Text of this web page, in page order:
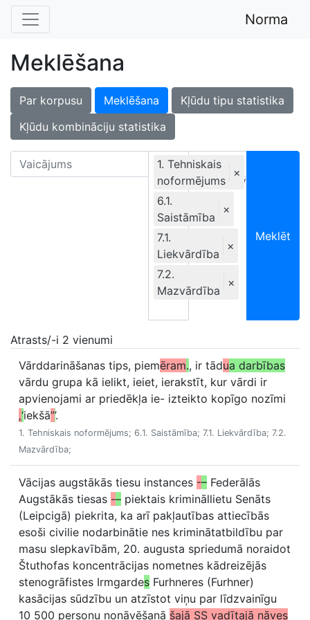
Norma
Meklēšana
Par korpusu Meklēšana
Kļūdu tipu statistika
Kļūdu kombināciju statistika
1. Tehniskais
noformējums
×
6.1.
Saistāmība
×
7.1.
Liekvārdība
×
7.2.
Mazvārdība
×
Ekskluzīvi
Meklēt
Atrasts/-i 2 vienumi
Vārddarināšanas tips, piemēram., ir tādua darbības
vārdu grupa kā ielikt, ieiet, ierakstīt, kur vārdi ir
apvienojami ar priedēkļa ie- izteikto kopīgo nozīmi
„‘iekšā”’.
1. Tehniskais noformējums; 6.1. Saistāmība; 7.1. Liekvārdība; 7.2.
Mazvārdība;
Vācijas augstākās tiesu instances -– Federālās
Augstākās tiesas -– piektais krimināllietu Senāts
(Leipcigā) piekrita, ka arī pakļautības attiecībās
esoši civilie nodarbinātie nes kriminātatbildību par
masu slepkavībām, 20. augusta spriedumā noraidot
Štuthofas koncentrācijas nometnes kādreizējās
stenogrāfistes Irmgardes Furhneres (Furhner)
kasācijas sūdzību un atzīstot viņu par līdzvainīgu
10 500 personu nonāvēšanā šajā SS vadītajā nāves